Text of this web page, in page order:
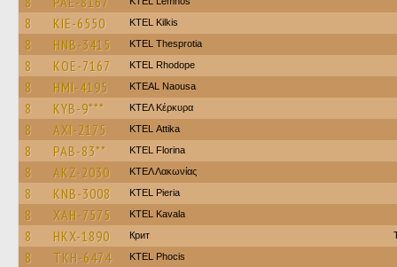
8 KIE-6550 KTEL Kilkis
8 HNB-3415 KTEL Thesprotia
8 KOE-7167 KTEL Rhodope
8 HMI-4195 KTEAL Naousa
8 KYB-9*** ΚΤΕΛ Κέρκυρα
8 AXI-2175 KΤΕL Αttika
8 PAB-83** KTEL Florina
8 AKZ-2030 ΚΤΕΛ Λακωνίας
8 KNB-3008 KTEL Pieria
8 XAH-7575 KTEL Kavala
8 HKX-1890 Крит
8 TKH-6474 ΚΤΕL Phocis